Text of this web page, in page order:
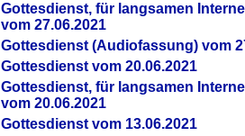
Gottesdienst, für langsamen
vom 27.06.2021
Gottesdienst (Audiofassung) vom
Gottesdienst vom 20.06.2021
Gottesdienst, für langsamen
vom 20.06.2021
Gottesdienst vom 13.06.2021